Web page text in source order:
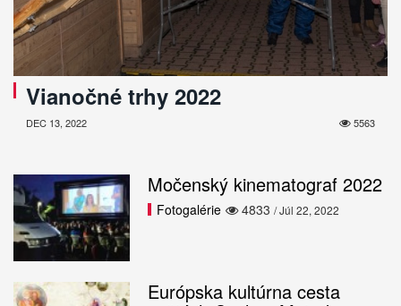
Vianočné trhy 2022
5563
DEC 13, 2022
Močenský kinematograf 2022
4833
Fotogalérie / Júl 22, 2022
Európska kultúrna cesta